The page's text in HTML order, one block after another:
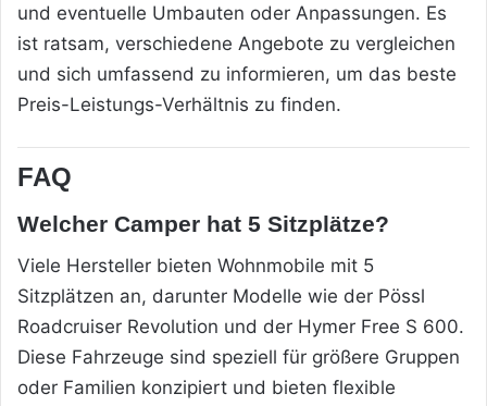
und eventuelle Umbauten oder Anpassungen. Es
ist ratsam, verschiedene Angebote zu vergleichen
und sich umfassend zu informieren, um das beste
Preis-Leistungs-Verhältnis zu finden.
FAQ
Welcher Camper hat 5 Sitzplätze?
Viele Hersteller bieten Wohnmobile mit 5
Sitzplätzen an, darunter Modelle wie der Pössl
Roadcruiser Revolution und der Hymer Free S 600.
Diese Fahrzeuge sind speziell für größere Gruppen
oder Familien konzipiert und bieten flexible